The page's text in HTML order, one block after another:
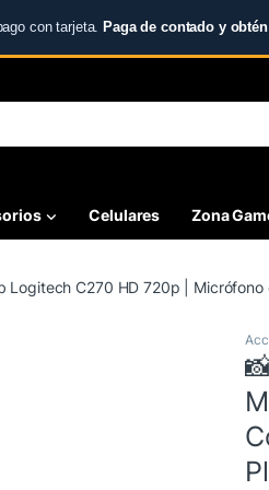
con tarjeta. Paga de contado y
Celulares Zona
Logitech C270 HD 720p |